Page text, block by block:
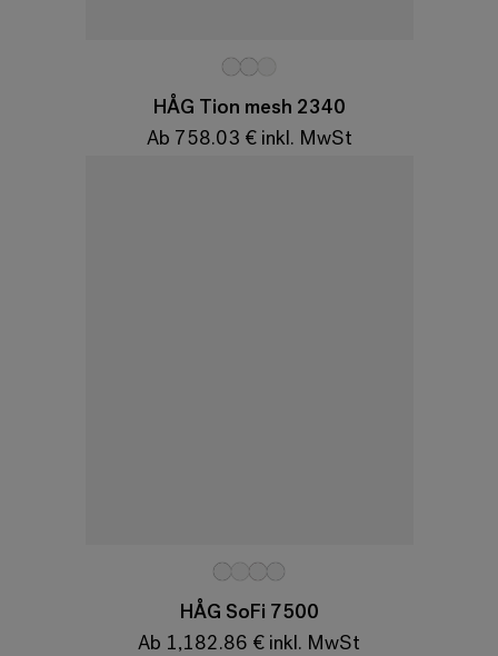
HÅG Tion mesh 2340
Ab 758.03 € inkl. MwSt
HÅG SoFi 7500
Ab 1,182.86 € inkl. MwSt